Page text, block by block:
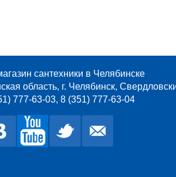
сантехники в Челябинске
область, г. Челябинск,
777-63-03, 8 (351) 777-63-04